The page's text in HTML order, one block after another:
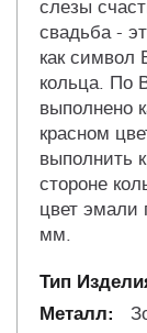
слезы
свадьба -
как символ
кольца. По
выполнено
красном
выполнить
стороне
цвет
мм.